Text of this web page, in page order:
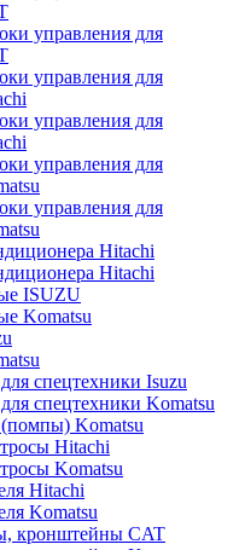
управления для
управления для
управления для
управления для
управления для
Hitachi
Hitachi
ISUZU
Komatsu
спецтехники Isuzu
спецтехники Komatsu
Komatsu
Hitachi
Komatsu
Hitachi
Komatsu
кронштейны CAT